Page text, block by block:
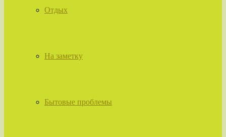
Отдых
На заметку
Бытовые проблемы